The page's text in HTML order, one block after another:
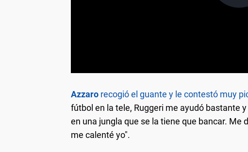
Azzaro recogió el guante y le contestó muy
fútbol en la tele, Ruggeri me ayudó bastante
en una jungla que se la tiene que bancar.
me calenté yo".